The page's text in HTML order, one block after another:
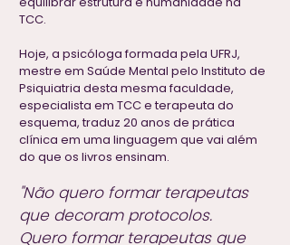
TCC.
Hoje, a psicóloga formada pela UFRJ,
mestre em Saúde Mental pelo Instituto de
Psiquiatria desta mesma faculdade,
especialista em TCC e terapeuta do
esquema, traduz 20 anos de prática
clínica em uma linguagem que vai além
do que os livros ensinam.
"Não quero formar terapeutas
que decoram protocolos.
Quero formar terapeutas que